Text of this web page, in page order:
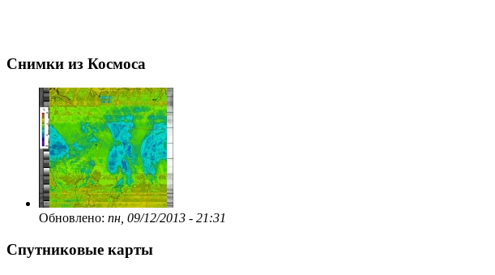
Снимки из Космоса
Обновлено: пн, 09/12/2013 - 21:31
Спутниковые карты